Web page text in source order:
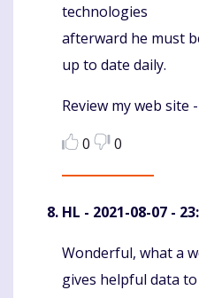
technologies
afterward he must
up to date daily.
Review my web site -
0
0
HL - 2021-08-07 -
Komentaras
Wonderful, what a
gives helpful data